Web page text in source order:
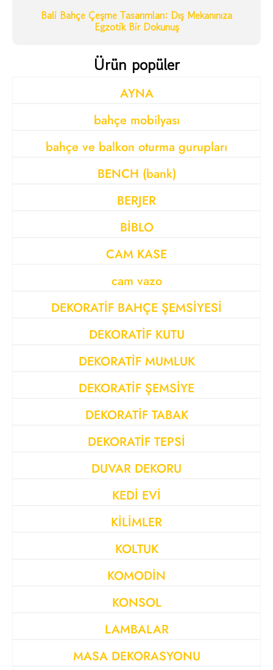
Bali Bahçe Çeşme Tasarımları: Dış Mekanınıza
Egzotik Bir Dokunuş
Ürün popüler
AYNA
bahçe mobilyası
bahçe ve balkon oturma gurupları
BENCH (bank)
BERJER
BİBLO
CAM KASE
cam vazo
DEKORATİF BAHÇE ŞEMSİYESİ
DEKORATİF KUTU
DEKORATİF MUMLUK
DEKORATİF ŞEMSİYE
DEKORATİF TABAK
DEKORATİF TEPSİ
DUVAR DEKORU
KEDİ EVİ
KİLİMLER
KOLTUK
KOMODİN
KONSOL
LAMBALAR
MASA DEKORASYONU